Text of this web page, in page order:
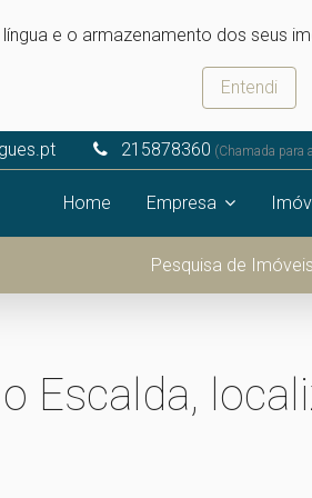
e o armazenamento dos seus
Entendi
215878360 (Chamada para
Home Empresa
Pesquisa de Imóveis
Escalda,